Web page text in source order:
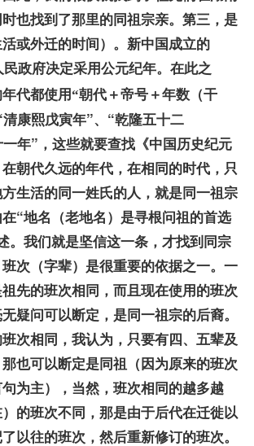
也找到了那里的同祖宗亲。 第三，是
或外迁的时间）。新中国成立的
政府决定采用公元纪年。在此之
代都使用“朝代＋帝号＋年数（干
康熙戊寅年”、“乾隆五十二
年”，这些就要查找《中国历史纪元
朝代久远的年代，在相同的时代，只
生活的同一姓氏的人，就是同一祖宗
“地名（老地名）是寻根问祖的首选
。我们就是坚信这一条，才找到同宗
次（字辈）是很重要的依据之一。一
先的班次相同，而且现在使用的班次
疑问可以断定，是同一祖宗的后裔。
次相同，我认为，只要有四、五辈及
也可以断定是同祖（因为原来的班次
为主），当然，班次相同的越多越
的班次不同，那是由于后代在迁徙以
以往的班次，然后重新修订的班次。